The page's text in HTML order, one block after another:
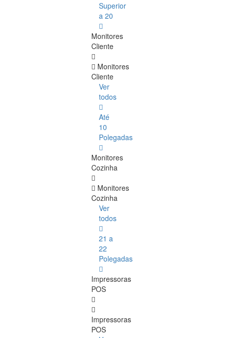
Superior
a 20
Monitores
Cliente
Monitores
Cliente
Ver
todos
Até
10
Polegadas
Monitores
Cozinha
Monitores
Cozinha
Ver
todos
21 a
22
Polegadas
Impressoras
POS
Impressoras
POS